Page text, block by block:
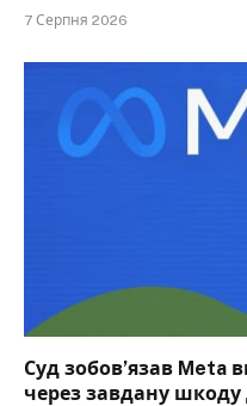
7 Серпня 2026
Суд зобов’язав
через завдану шкоду